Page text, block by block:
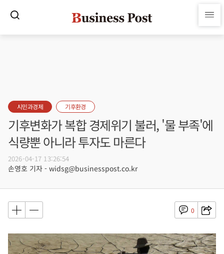
시민과경제 기후환경
기후변화가 복합 경제위기 불러, '물 부족'에
식량뿐 아니라 투자도 마른다
2026-04-17 13:26:54
손영호 기자 - widsg@businesspost.co.kr
0